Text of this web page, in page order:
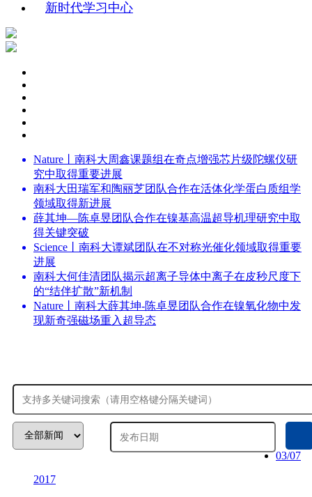
新时代学习中心
Nature丨南科大周鑫课题组在奇点增强芯片级陀螺仪研
究中取得重要进展
南科大田瑞军和陶丽芝团队合作在活体化学蛋白质组学
领域取得新进展
薛其坤—陈卓昱团队合作在镍基高温超导机理研究中取
得关键突破
Science丨南科大谭斌团队在不对称光催化领域取得重要
进展
南科大何佳清团队揭示超离子导体中离子在皮秒尺度下
的“结伴扩散”新机制
Nature丨南科大薛其坤-陈卓昱团队合作在镍氧化物中发
现新奇强磁场重入超导态
03/07
2017